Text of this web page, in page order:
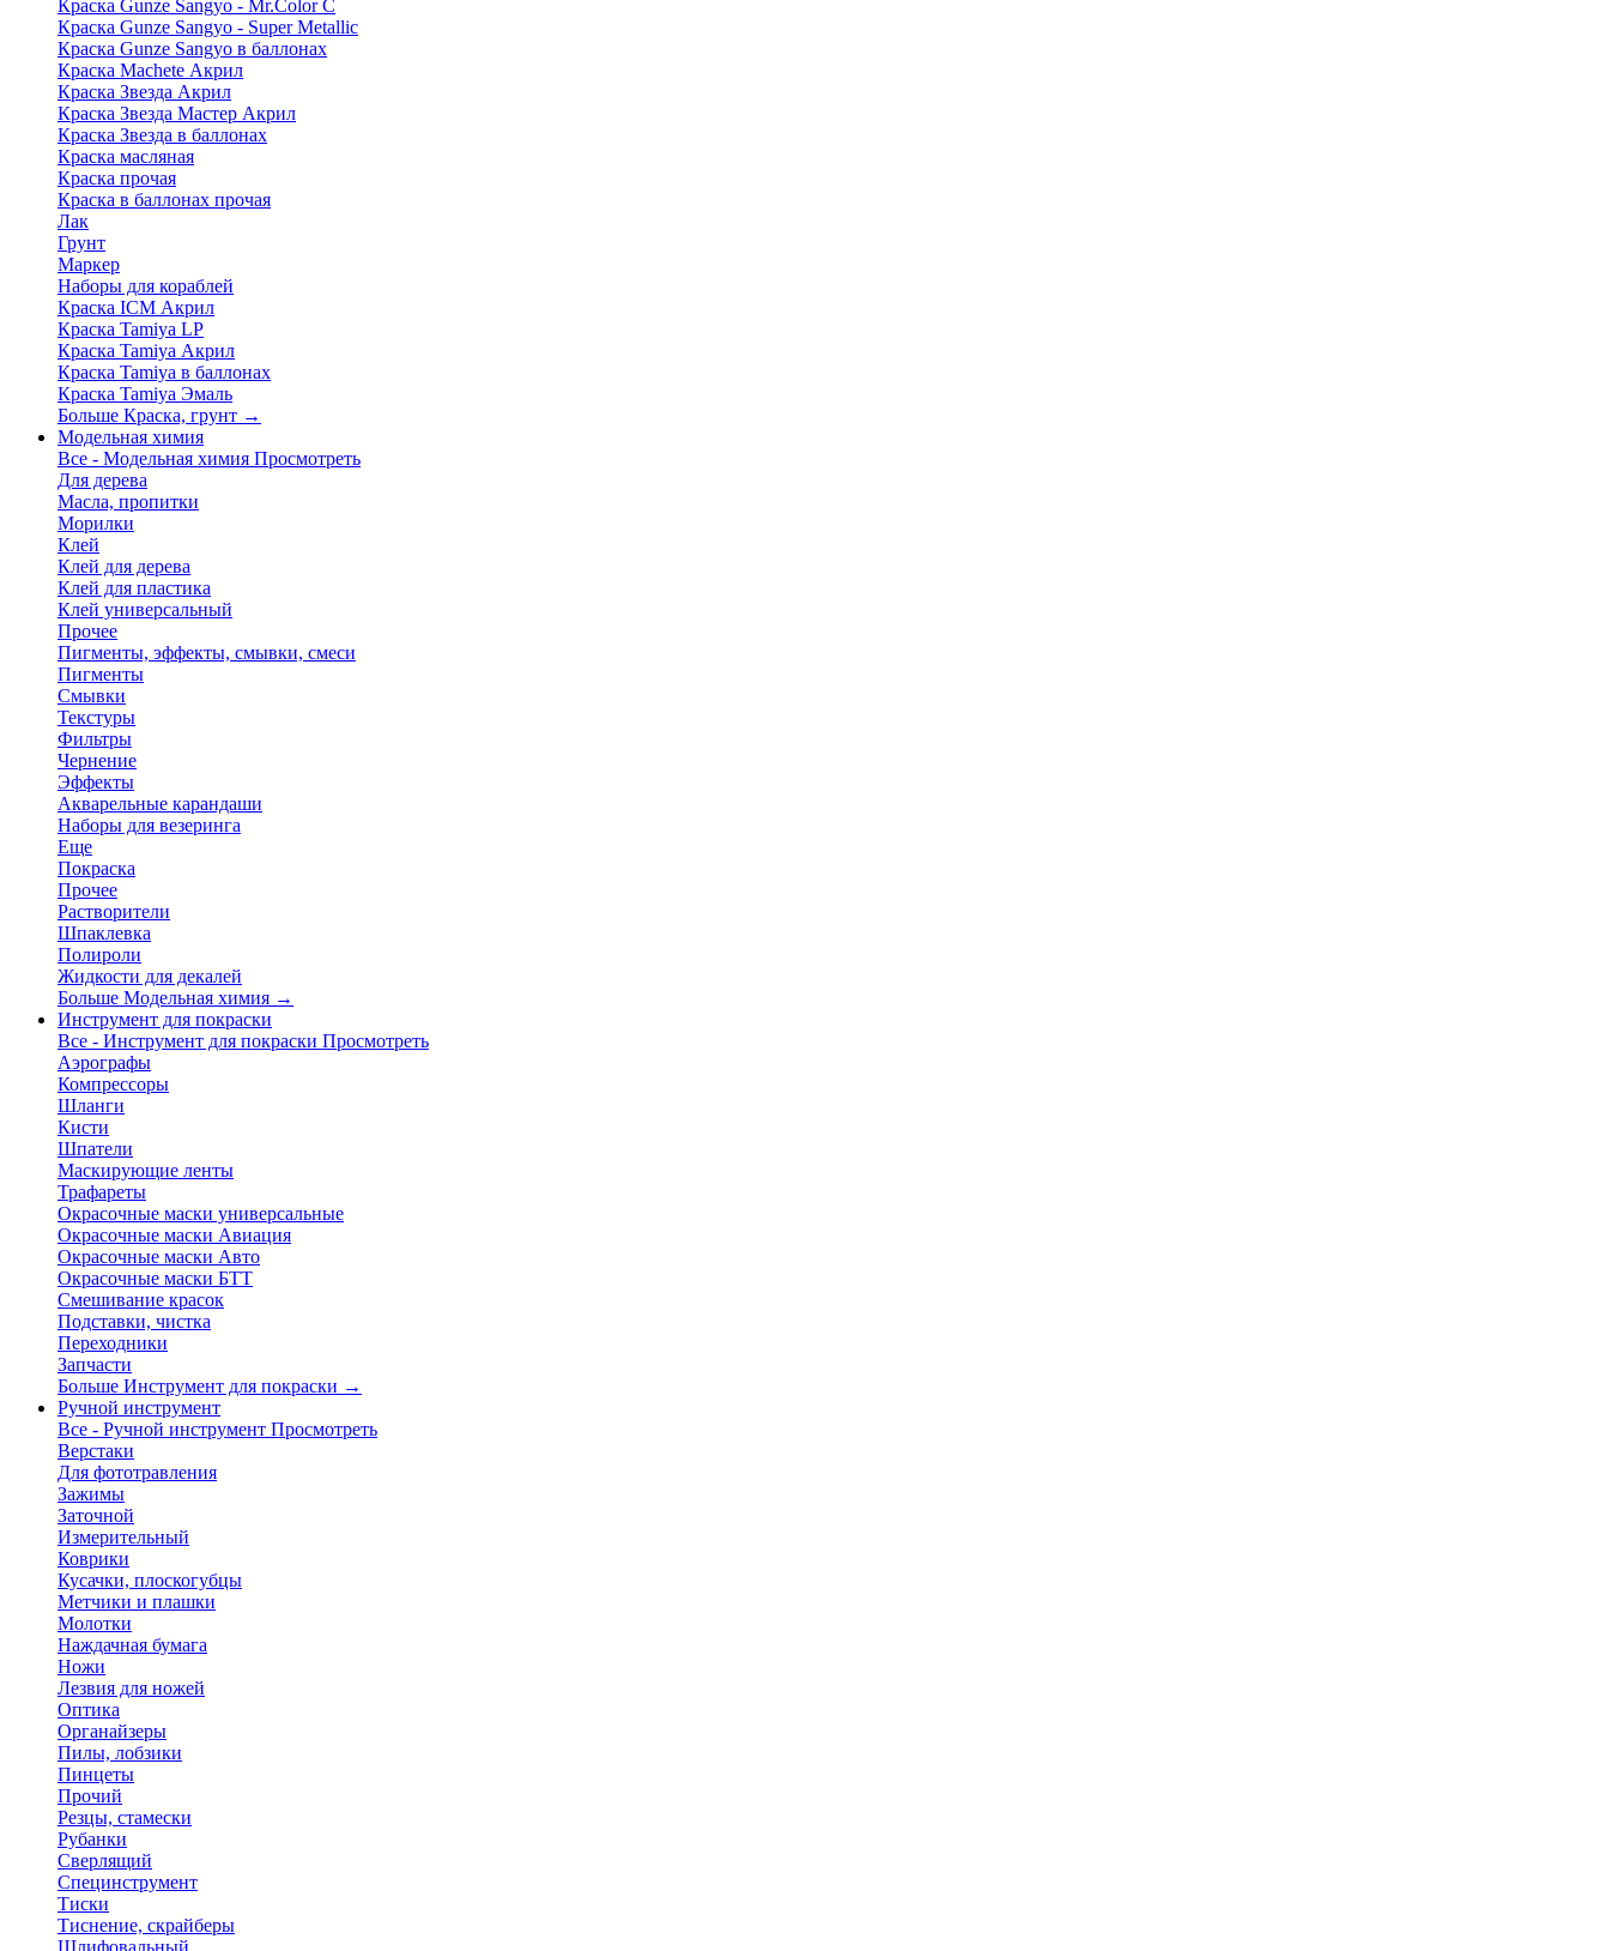
Краска Gunze Sangyo - Mr.Color C
Краска Gunze Sangyo - Super Metallic
Краска Gunze Sangyo в баллонах
Краска Machete Акрил
Краска Звезда Акрил
Краска Звезда Мастер Акрил
Краска Звезда в баллонах
Краска масляная
Краска прочая
Краска в баллонах прочая
Лак
Грунт
Маркер
Наборы для кораблей
Краска ICM Акрил
Краска Tamiya LP
Краска Tamiya Акрил
Краска Tamiya в баллонах
Краска Tamiya Эмаль
Больше Краска, грунт →
Модельная химия
Все - Модельная химия Просмотреть
Для дерева
Масла, пропитки
Морилки
Клей
Клей для дерева
Клей для пластика
Клей универсальный
Прочее
Пигменты, эффекты, смывки, смеси
Пигменты
Смывки
Текстуры
Фильтры
Чернение
Эффекты
Акварельные карандаши
Наборы для везеринга
Еще
Покраска
Прочее
Растворители
Шпаклевка
Полироли
Жидкости для декалей
Больше Модельная химия →
Инструмент для покраски
Все - Инструмент для покраски Просмотреть
Аэрографы
Компрессоры
Шланги
Кисти
Шпатели
Маскирующие ленты
Трафареты
Окрасочные маски универсальные
Окрасочные маски Авиация
Окрасочные маски Авто
Окрасочные маски БТТ
Смешивание красок
Подставки, чистка
Переходники
Запчасти
Больше Инструмент для покраски →
Ручной инструмент
Все - Ручной инструмент Просмотреть
Верстаки
Для фототравления
Зажимы
Заточной
Измерительный
Коврики
Кусачки, плоскогубцы
Метчики и плашки
Молотки
Наждачная бумага
Ножи
Лезвия для ножей
Оптика
Органайзеры
Пилы, лобзики
Пинцеты
Прочий
Резцы, стамески
Рубанки
Сверлящий
Специнструмент
Тиски
Тиснение, скрайберы
Шлифовальный